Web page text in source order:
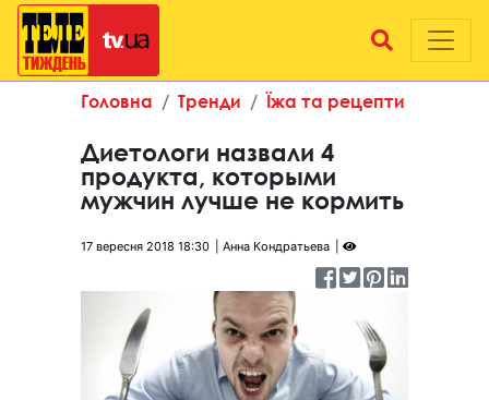
Головна Тренди Їжа та рецепти
Диетологи назвали 4
продукта, которыми
мужчин лучше не кормить
17 вересня 2018 18:30 Анна Кондратьева